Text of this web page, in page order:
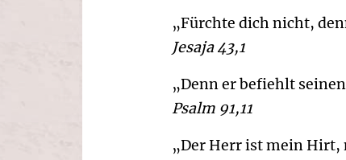
„Fürchte dich nicht,
Jesaja 43,1
„Denn er befiehlt
Psalm 91,11
„Der Herr ist mein Hirt,